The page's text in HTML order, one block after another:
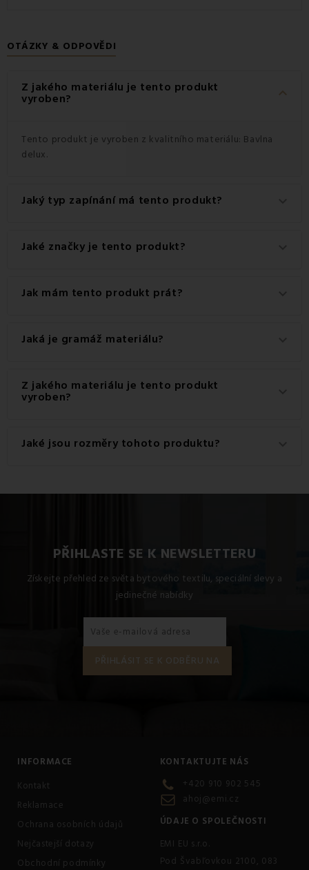
OTÁZKY & ODPOVĚDI
Z jakého materiálu je tento produkt
vyroben? keyboard_arrow_down
Tento produkt je vyroben z kvalitního materiálu: Bavlna
delux.
Jaký typ zapínání má tento produkt?
Tento produkt má praktické zapínání na Knoflíky.
Jaké značky je tento produkt?
Jedná se o autentický produkt značky EMI.
Jak mám tento produkt prát?
Pro dosažení nejlepších výsledků doporučujeme tento
produkt prát na 60 °C.
Jaká je gramáž materiálu?
Gramáž materiálu použitého pro tento produkt je 120
g/m2.
Z jakého materiálu je tento produkt
vyroben?
Tento produkt je vyroben z kvalitního materiálu: 100%
Bavlna.
Jaké jsou rozměry tohoto produktu?
PŘIHLASTE SE K NEWSLETTERU
Získejte přehled ze světa bytového textilu, speciální slevy a
jedinečné nabídky
INFORMACE
Kontakt
Reklamace
Ochrana osobních údajů
Nejčastejší dotazy
Obchodní podmínky
KONTAKTUJTE NÁS
+420 910 902 545
ahoj@emi.cz
ÚDAJE O SPOLEČNOSTI
EMI EU s.r.o.
Pod Švabľovkou 2100, 083